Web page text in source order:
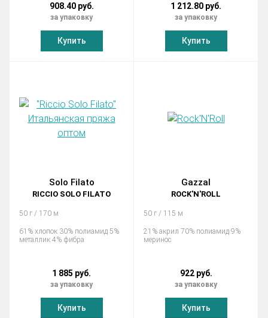
908.40 руб.
за упаковку
Купить
1 212.80 руб.
за упаковку
Купить
Solo Filato
RICCIO SOLO FILATO
50 г / 170 м
61% хлопок 30% полиамид 5%
металлик 4% фибра
1 885 руб.
за упаковку
Купить
Gazzal
ROCK'N'ROLL
50 г / 115 м
21% акрил 70% полиамид 9%
меринос
922 руб.
за упаковку
Купить